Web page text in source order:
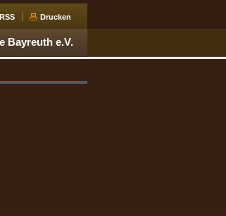
RSS Drucken
Bayreuth e.V.